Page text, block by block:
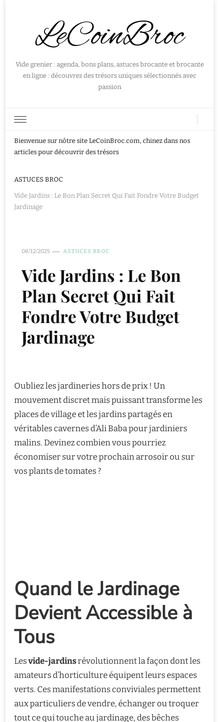
LeCoinBroc
Vide grenier : agenda, bons plans, astuces brocante et brocante
en ligne : découvrez des trésors uniques sélectionnés avec
passion
Bienvenue sur nôtre site LeCoinBroc.com, chinez dans nos
articles pour découvrir des trésors
ASTUCES BROC
Vide Jardins : Le Bon Plan Secret Qui Fait Fondre Votre Budget
Jardinage
08/12/2025 ASTUCES BROC
Vide Jardins : Le Bon
Plan Secret Qui Fait
Fondre Votre Budget
Jardinage
Oubliez les jardineries hors de prix ! Un
mouvement discret mais puissant transforme les
places de village et les jardins partagés en
véritables cavernes d’Ali Baba pour jardiniers
malins. Devinez combien vous pourriez
économiser sur votre prochain arrosoir ou sur
vos plants de tomates ?
Quand le Jardinage
Devient Accessible à
Tous
Lesvide-jardinsrévolutionnent la façon dont les
amateurs d’horticulture équipent leurs espaces
verts. Ces manifestations conviviales permettent
aux particuliers de vendre, échanger ou troquer
tout ce qui touche au jardinage, des bêches